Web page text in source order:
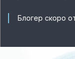
Блогер скоро